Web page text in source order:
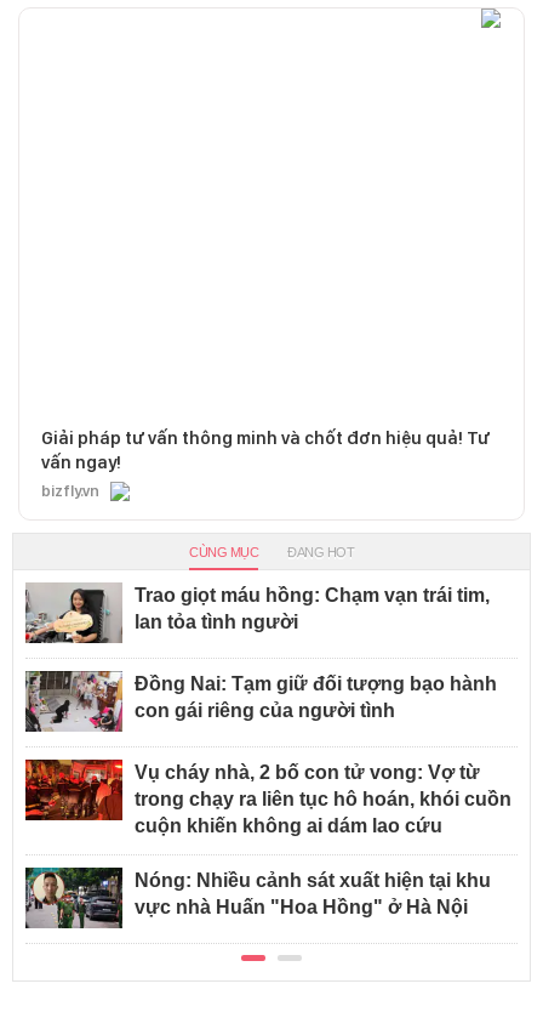
Giải pháp tư vấn thông minh và chốt đơn hiệu quả! Tư
vấn ngay!
bizfly.vn
CÙNG MỤC ĐANG HOT
Trao giọt máu hồng: Chạm vạn trái tim,
lan tỏa tình người
Đồng Nai: Tạm giữ đối tượng bạo hành
con gái riêng của người tình
Vụ cháy nhà, 2 bố con tử vong: Vợ từ
trong chạy ra liên tục hô hoán, khói cuồn
cuộn khiến không ai dám lao cứu
Nóng: Nhiều cảnh sát xuất hiện tại khu
vực nhà Huấn "Hoa Hồng" ở Hà Nội